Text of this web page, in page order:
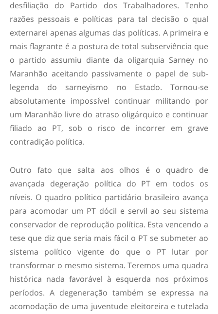
desfiliação do Partido dos Trabalhadores. Tenho
razões pessoais e políticas para tal decisão o qual
externarei apenas algumas das políticas. A primeira e
mais flagrante é a postura de total subserviência que
o partido assumiu diante da oligarquia Sarney no
Maranhão aceitando passivamente o papel de sub-
legenda do sarneyismo no Estado. Tornou-se
absolutamente impossível continuar militando por
um Maranhão livre do atraso oligárquico e continuar
filiado ao PT, sob o risco de incorrer em grave
contradição política.
Outro fato que salta aos olhos é o quadro de
avançada degeração política do PT em todos os
níveis. O quadro político partidário brasileiro avança
para acomodar um PT dócil e servil ao seu sistema
conservador de reprodução política. Esta vencendo a
tese que diz que seria mais fácil o PT se submeter ao
sistema político vigente do que o PT lutar por
transformar o mesmo sistema. Teremos uma quadra
histórica nada favorável à esquerda nos próximos
períodos. A degeneração também se expressa na
acomodação de uma juventude eleitoreira e tutelada